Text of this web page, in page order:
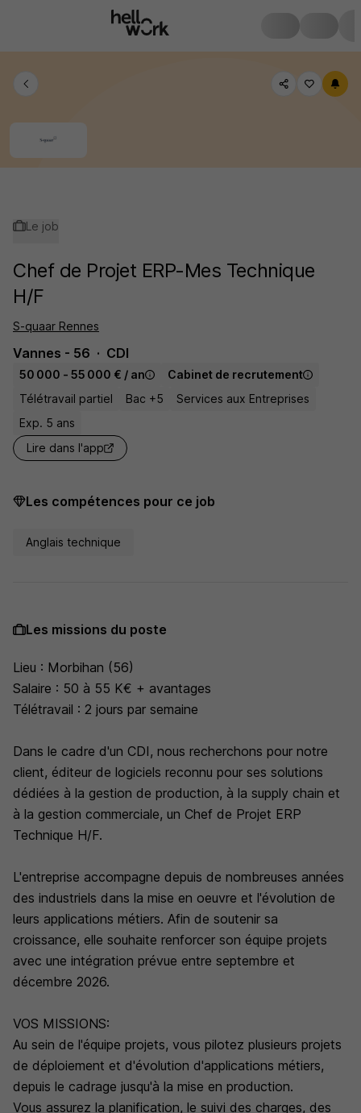
Le job
Chef de Projet ERP-Mes Technique
H/F
S-quaar Rennes
Vannes - 56 CDI
50 000 - 55 000 € / an
Cabinet de recrutement
Télétravail partiel
Bac +5
Services aux Entreprises
Exp. 5 ans
Lire dans l'app
Les compétences pour ce job
Anglais technique
Les missions du poste
Lieu : Morbihan (56)
Salaire : 50 à 55 K€ + avantages
Télétravail : 2 jours par semaine
Dans le cadre d'un CDI, nous recherchons pour notre
client, éditeur de logiciels reconnu pour ses solutions
dédiées à la gestion de production, à la supply chain et
à la gestion commerciale, un Chef de Projet ERP
Technique H/F.
L'entreprise accompagne depuis de nombreuses années
des industriels dans la mise en oeuvre et l'évolution de
leurs applications métiers. Afin de soutenir sa
croissance, elle souhaite renforcer son équipe projets
avec une intégration prévue entre septembre et
décembre 2026.
VOS MISSIONS:
Au sein de l'équipe projets, vous pilotez plusieurs projets
de déploiement et d'évolution d'applications métiers,
depuis le cadrage jusqu'à la mise en production.
Vous assurez la planification, le suivi des charges, des